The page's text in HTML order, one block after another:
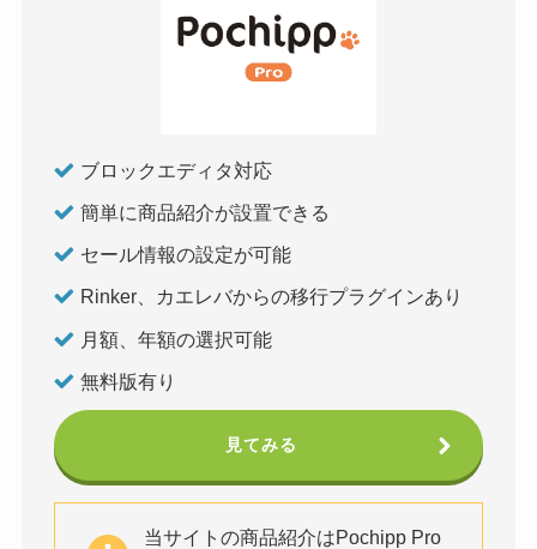
ブロックエディタ対応
簡単に商品紹介が設置できる
セール情報の設定が可能
Rinker、カエレバからの移行プラグインあり
月額、年額の選択可能
無料版有り
見てみる
当サイトの商品紹介はPochipp Pro